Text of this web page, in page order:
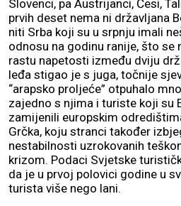
Slovenci, pa Austrijanci, Česi,
prvih deset nema ni državljana
niti Srba koji su u srpnju imali
odnosu na godinu ranije, što se
rastu napetosti između dviju
leđa stigao je s juga, točnije
“arapsko proljeće” otpuhalo
zajedno s njima i turiste koji su
zamijenili europskim
Grčka, koju stranci također
nestabilnosti uzrokovanih
krizom. Podaci Svjetske
da je u prvoj polovici godine u
turista više nego lani.